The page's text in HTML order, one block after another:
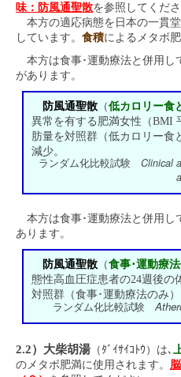
味：防風通聖散を参照してくださ
本方の適応病態を日本の一貫
しています。 食積によるメタボ
本方は食事･運動療法と併用し
があります。
防風通聖散 （低カロリー食
異常を有する肥満女性（BMI
肪量を対照群（低カロリー食
減少。
ランダム化比較試験 Clinical
本方は食事･運動療法と併用し
あります。
防風通聖散 （食事･運動療
態性高血圧症患者の24週後の
対照群（食事･運動療法のみ）
ランダム化比較試験
2.2）大柴胡湯 （ﾀﾞｲｻｲｺﾄｳ）は､
のメタボ肥満に使用されます。